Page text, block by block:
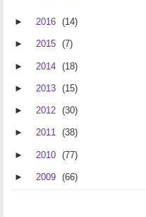
► 2016 (14)
► 2015 (7)
► 2014 (18)
► 2013 (15)
► 2012 (30)
► 2011 (38)
► 2010 (77)
► 2009 (66)